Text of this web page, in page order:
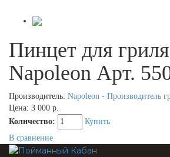
Пинцет для гриля
Napoleon Арт.
Производитель: Napoleon - Производитель
Цена: 3 000 р.
Количество:
Купить
В сравнение